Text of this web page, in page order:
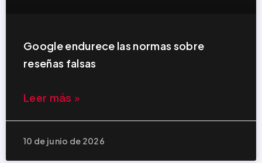
Google endurece las normas sobre
reseñas falsas
Leer más »
10 de junio de 2026